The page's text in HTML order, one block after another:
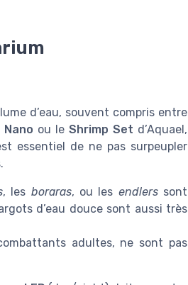
d’eau, souvent compris entre
Nano ou le Shrimp Set d’Aquael,
essentiel de ne pas surpeupler
, les boraras, ou les endlerssont
d’eau douce sont aussi très
adultes, ne sont pas